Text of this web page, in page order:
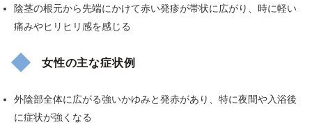
陰茎の根元から先端にかけて赤い発疹が帯状に広がり、時に軽い
痛みやヒリヒリ感を感じる
女性の主な症状例
外陰部全体に広がる強いかゆみと発赤があり、特に夜間や入浴後
に症状が強くなる